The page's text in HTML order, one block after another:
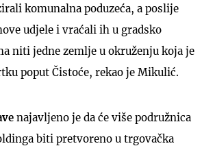
komunalna poduzeća, a poslije
udjele i vraćali ih u gradsko
niti jedne zemlje u okruženju koja je
poput Čistoće, rekao je Mikulić.
najavljeno je da će više podružnica
biti pretvoreno u trgovačka